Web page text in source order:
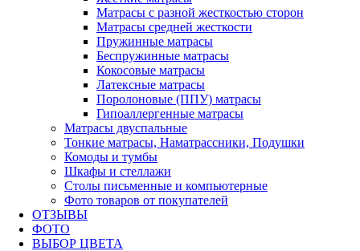
Матрасы с разной жесткостью сторон
Матрасы средней жесткости
Пружинные матрасы
Беспружинные матрасы
Кокосовые матрасы
Латексные матрасы
Поролоновые (ППУ) матрасы
Гипоаллергенные матрасы
Матрасы двуспальные
Тонкие матрасы, Наматрассники, Подушки
Комоды и тумбы
Шкафы и стеллажи
Столы письменные и компьютерные
Фото товаров от покупателей
ОТЗЫВЫ
ФОТО
ВЫБОР ЦВЕТА